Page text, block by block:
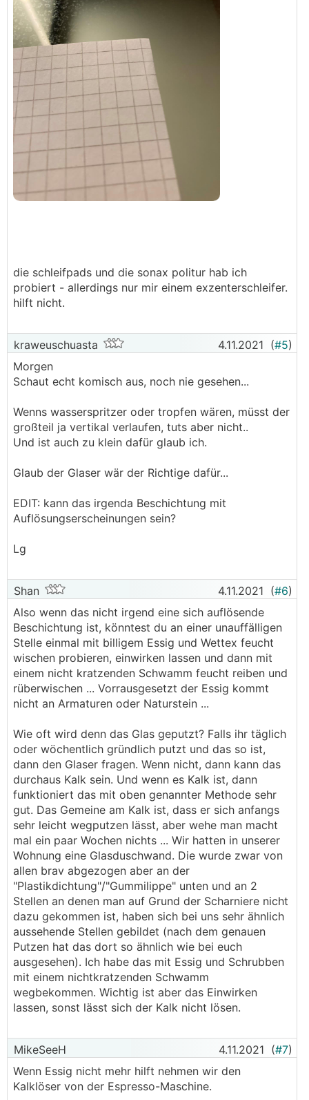
die schleifpads und die sonax politur hab ich
probiert - allerdings nur mir einem exzenterschleifer.
hilft nicht.
kraweuschuasta 4.11.2021 (#5)
Morgen
Schaut echt komisch aus, noch nie gesehen...
Wenns wasserspritzer oder tropfen wären, müsst der
großteil ja vertikal verlaufen, tuts aber nicht..
Und ist auch zu klein dafür glaub ich.
Glaub der Glaser wär der Richtige dafür...
EDIT: kann das irgenda Beschichtung mit
Auflösungserscheinungen sein?
Lg
Shan 4.11.2021 (#6)
Also wenn das nicht irgend eine sich auflösende
Beschichtung ist, könntest du an einer unauffälligen
Stelle einmal mit billigem Essig und Wettex feucht
wischen probieren, einwirken lassen und dann mit
einem nicht kratzenden Schwamm feucht reiben und
rüberwischen ... Vorrausgesetzt der Essig kommt
nicht an Armaturen oder Naturstein ...
Wie oft wird denn das Glas geputzt? Falls ihr täglich
oder wöchentlich gründlich putzt und das so ist,
dann den Glaser fragen. Wenn nicht, dann kann das
durchaus Kalk sein. Und wenn es Kalk ist, dann
funktioniert das mit oben genannter Methode sehr
gut. Das Gemeine am Kalk ist, dass er sich anfangs
sehr leicht wegputzen lässt, aber wehe man macht
mal ein paar Wochen nichts ... Wir hatten in unserer
Wohnung eine Glasduschwand. Die wurde zwar von
allen brav abgezogen aber an der
"Plastikdichtung"/"Gummilippe" unten und an 2
Stellen an denen man auf Grund der Scharniere nicht
dazu gekommen ist, haben sich bei uns sehr ähnlich
aussehende Stellen gebildet (nach dem genauen
Putzen hat das dort so ähnlich wie bei euch
ausgesehen). Ich habe das mit Essig und Schrubben
mit einem nichtkratzenden Schwamm
wegbekommen. Wichtig ist aber das Einwirken
lassen, sonst lässt sich der Kalk nicht lösen.
MikeSeeH 4.11.2021 (#7)
Wenn Essig nicht mehr hilft nehmen wir den
Kalklöser von der Espresso-Maschine.